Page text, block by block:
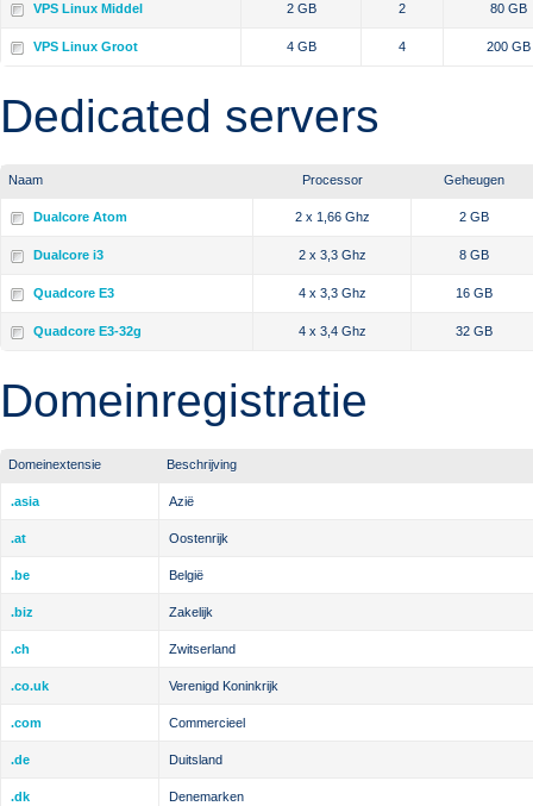
VPS Linux Middel 2 GB 2 80 GB
VPS Linux Groot 4 GB 4 200 GB
Dedicated servers
Naam Processor Geheugen
Dualcore Atom 2 x 1,66 Ghz 2 GB
Dualcore i3 2 x 3,3 Ghz 8 GB
Quadcore E3 4 x 3,3 Ghz 16 GB
Quadcore E3-32g 4 x 3,4 Ghz 32 GB
Domeinregistratie
Domeinextensie Beschrijving
.asia Azië
.at Oostenrijk
.be België
.biz Zakelijk
.ch Zwitserland
.co.uk Verenigd Koninkrijk
.com Commercieel
.de Duitsland
.dk Denemarken